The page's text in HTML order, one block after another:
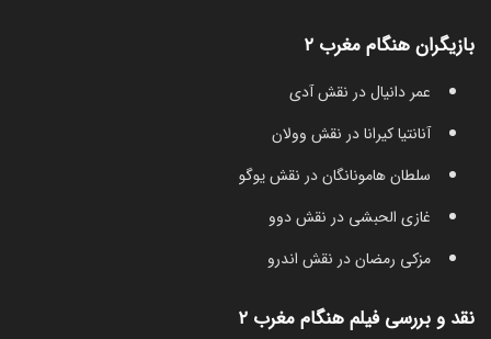
بازیگران هنگام مغرب ۲
عمر دانیال در نقش آدی
آنانتیا کیرانا در نقش وولان
سلطان هامونانگان در نقش یوگو
غازی الحبشی در نقش دوو
مزکی رمضان در نقش اندرو
نقد و بررسی فیلم هنگام مغرب ۲